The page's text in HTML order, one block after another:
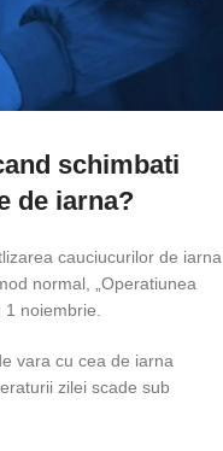
schimbati
de iarna?
cauciucurilor de iarna
normal, „Operatiunea
noiembrie.
vara cu cea de iarna
zilei scade sub